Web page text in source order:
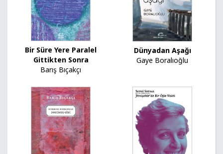
Bir Süre Yere Paralel
Gittikten Sonra
Barış Bıçakçı
Dünyadan Aşağı
Gaye Boralıoğlu